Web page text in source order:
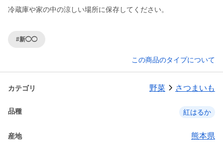
冷蔵庫や家の中の涼しい場所に保存してください。
#新◯◯
この商品のタイプについて
カテゴリ 野菜 さつまいも
品種 紅はるか
産地 熊本県